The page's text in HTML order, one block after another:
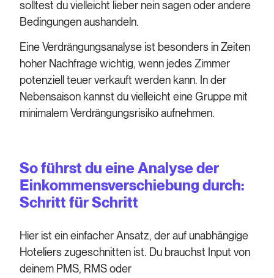
solltest du vielleicht lieber nein sagen oder andere
Bedingungen aushandeln.
Eine Verdrängungsanalyse ist besonders in Zeiten
hoher Nachfrage wichtig, wenn jedes Zimmer
potenziell teuer verkauft werden kann. In der
Nebensaison kannst du vielleicht eine Gruppe mit
minimalem Verdrängungsrisiko aufnehmen.
So führst du eine Analyse der
Einkommensverschiebung durch:
Schritt für Schritt
Hier ist ein einfacher Ansatz, der auf unabhängige
Hoteliers zugeschnitten ist. Du brauchst Input von
deinem PMS, RMS oder